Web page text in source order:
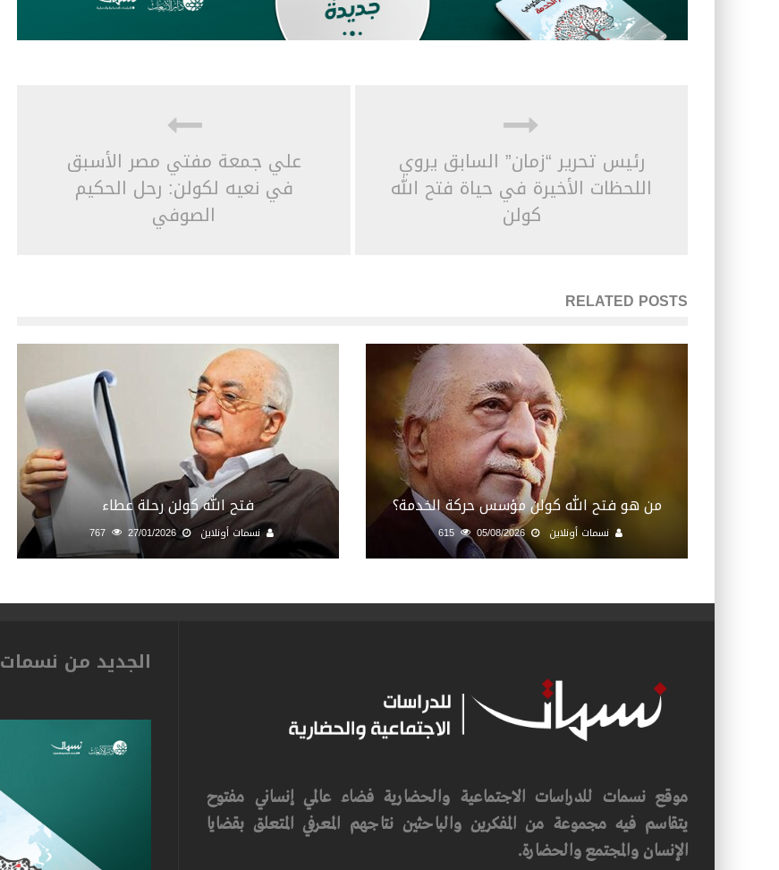
رئيس تحرير “زمان” السابق يروي
اللحظات الأخيرة في حياة فتح الله
كولن
علي جمعة مفتي مصر الأسبق
في نعيه لكولن: رحل الحكيم
الصوفي
RELATED POSTS
من هو فتح الله كولن مؤسس حركة الخدمة؟
نسمات أونلاين 05/08/2026
615
فتح الله كولن رحلة عطاء
نسمات أونلاين 27/01/2026
767
موقع نسمات للدراسات الاجتماعية والحضارية فضاء عالمي إنساني مفتوح
يتقاسم فيه مجموعة من المفكرين والباحثين نتاجهم المعرفي المتعلق بقضايا
الإنسان والمجتمع والحضارة.
الجديد من نسمات